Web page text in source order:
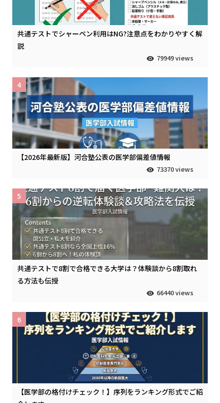
共通テストでシャーペン利用はNG?注意点をわかりやすく解
説
79949 views
【2026年最新版】河合塾公表の医学部偏差値情報
73370 views
4
共通テストで8割で合格できる大学は？体験談から8割取れ
る方法も伝授
66440 views
5
【医学部の格付けチェック！】序列をランキング形式でご紹
6